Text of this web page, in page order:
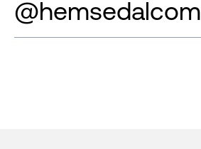
@hemsedalcom